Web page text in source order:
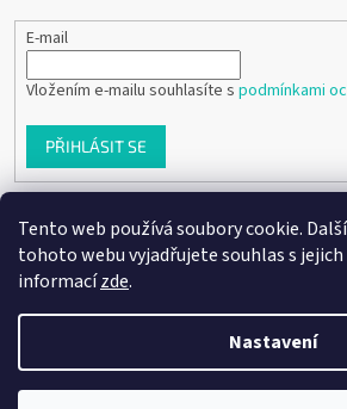
Tento web používá soubory cookie.
tohoto webu vyjadřujete souhlas s jejich
informacízde.
Nastavení
E-mail
Vložením e-mailu souhlasíte s podmínkami
PŘIHLÁSIT SE
Vytvořil Shoptet
Copyright 2026Ráj dětských botiček.